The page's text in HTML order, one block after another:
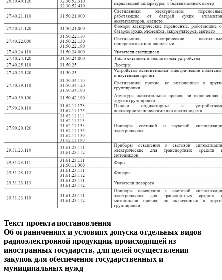
Текст проекта постановления
Об ограничениях и условиях допуска отдельных видов
радиоэлектронной продукции, происходящей из
иностранных государств, для целей осуществления
закупок для обеспечения государственных и
муниципальных нужд